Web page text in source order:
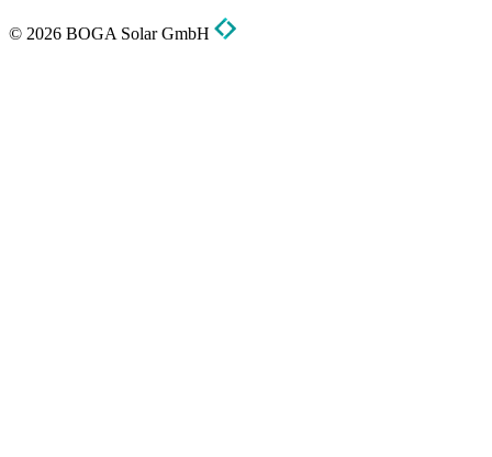
© 2026 BOGA Solar GmbH